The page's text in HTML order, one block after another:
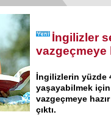
İngilizler
vazgeçmeye
İngilizlerin yüzde
yaşayabilmek
vazgeçmeye
çıktı.